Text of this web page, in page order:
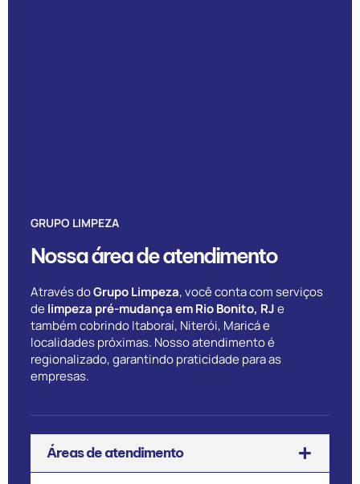
GRUPO LIMPEZA
Nossa área de atendimento
Através doGrupo Limpeza, você conta com serviços
de limpeza pré-mudança em Rio Bonito, RJe
também cobrindo Itaboraí, Niterói, Maricá e
localidades próximas. Nosso atendimento é
regionalizado, garantindo praticidade para as
empresas.
Áreas de atendimento